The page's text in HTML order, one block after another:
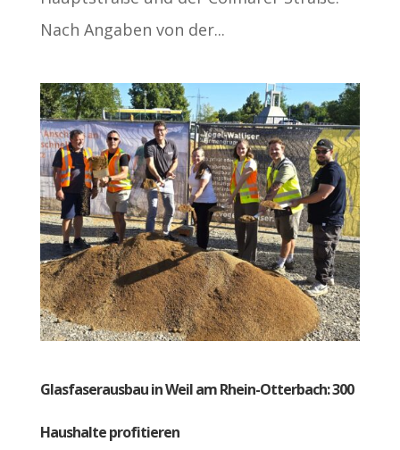
Nach Angaben von der...
Glasfaserausbau in Weil am Rhein-Otterbach: 300
Haushalte profitieren